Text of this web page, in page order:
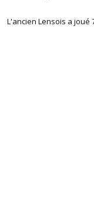
L'ancien Lensois a joué